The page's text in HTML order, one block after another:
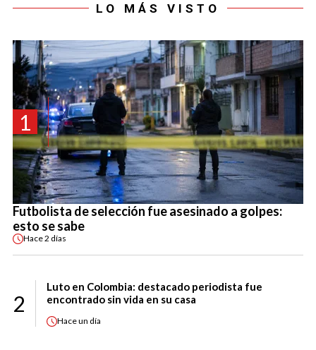
LO MÁS VISTO
1
Futbolista de selección fue asesinado a golpes:
esto se sabe
Hace2 días
2
Luto en Colombia: destacado periodista fue
encontrado sin vida en su casa
Haceun día